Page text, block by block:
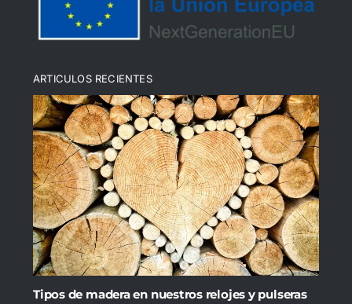
ARTICULOS RECIENTES
Tipos de madera en nuestros relojes y pulseras